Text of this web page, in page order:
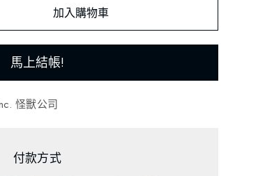
加入購物車
馬上結帳!
怪獸公司
付款方式